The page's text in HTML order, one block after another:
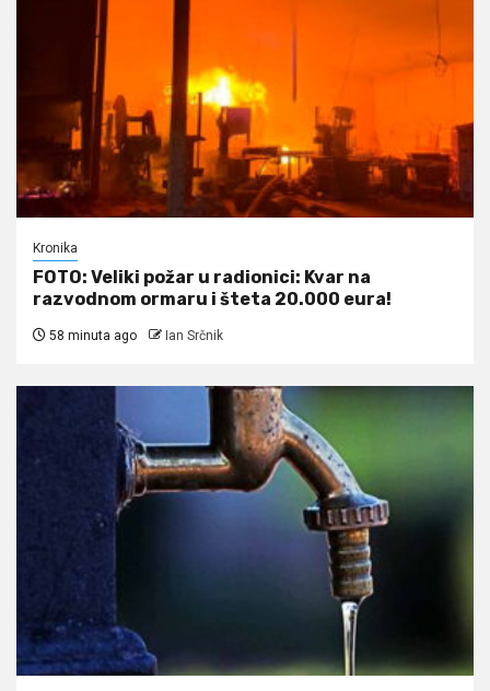
Kronika
FOTO: Veliki požar u radionici: Kvar na
razvodnom ormaru i šteta 20.000 eura!
58 minuta ago Ian Srčnik